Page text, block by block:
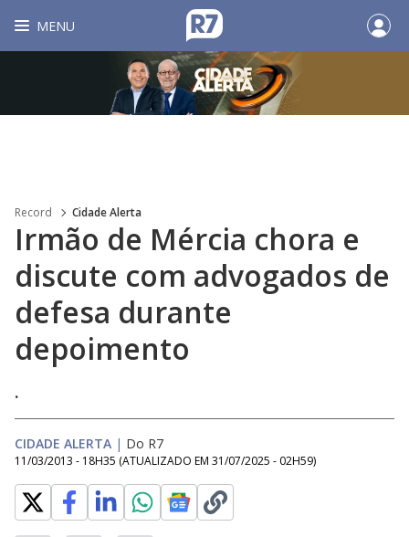
MENU
Record Cidade Alerta
Irmão de Mércia chora e
discute com advogados de
defesa durante
depoimento
.
CIDADE ALERTA | Do R7
11/03/2013 - 18H35 (ATUALIZADO EM 31/07/2025 - 02H59)